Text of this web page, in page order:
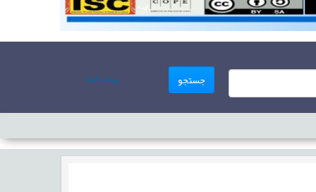
جستجو پیشرفته